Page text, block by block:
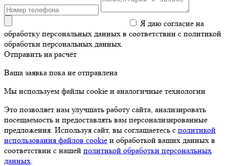
Я даю согласие на
обработку персональных данных в соответствии с политикой
обработки персональных данных.
Отправить на расчёт
Ваша заявка пока не отправлена
Мы используем файлы cookie и аналогичные технологии
Это позволяет нам улучшать работу сайта, анализировать
посещаемость и предоставлять вам персонализированные
предложения. Используя сайт, вы соглашаетесь с политикой
использования файлов cookie и обработкой ваших данных в
соответствии с нашей политикой обработки персональных
данных.